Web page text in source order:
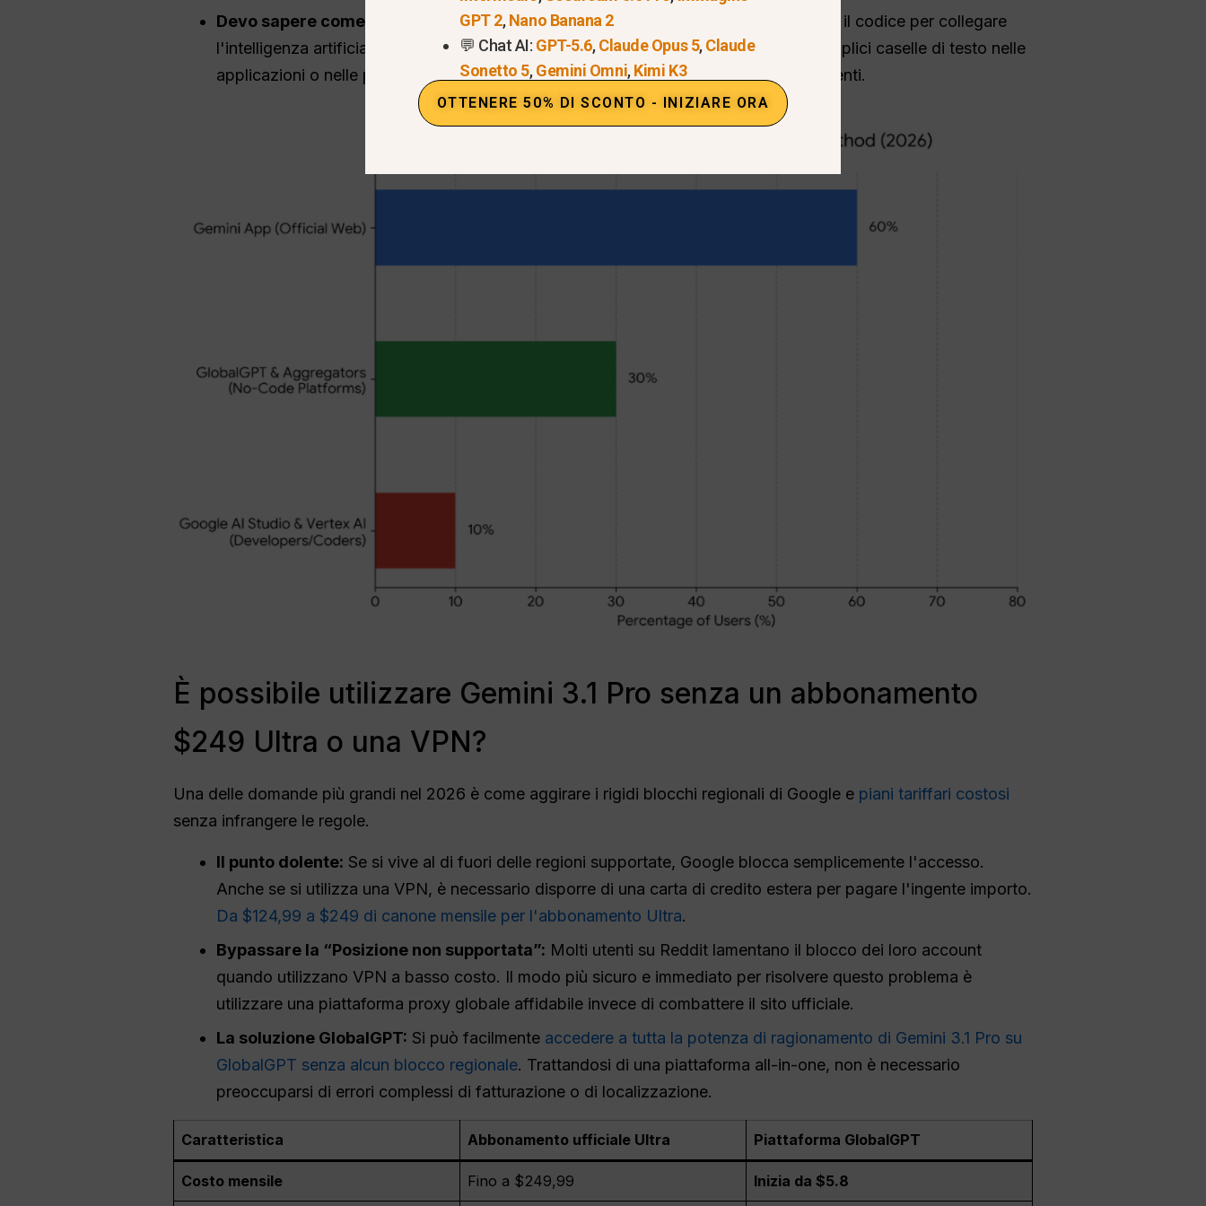
Devo sapere come si fa il codice?Niente affatto! Mentre gli sviluppatori utilizzano il codice per collegare
l'intelligenza artificiale alle loro applicazioni, gli utenti comuni possono utilizzare semplici caselle di testo nelle
applicazioni o nelle piattaforme web per ottenere immediatamente risultati sorprendenti.
È possibile utilizzare Gemini 3.1 Pro senza un abbonamento
$249 Ultra o una VPN?
Una delle domande più grandi nel 2026 è come aggirare i rigidi blocchi regionali di Google e piani tariffari costosi
senza infrangere le regole.
Il punto dolente: Se si vive al di fuori delle regioni supportate, Google blocca semplicemente l'accesso.
Anche se si utilizza una VPN, è necessario disporre di una carta di credito estera per pagare l'ingente importo.
Da $124,99 a $249 di canone mensile per l'abbonamento Ultra.
Bypassare la “Posizione non supportata”: Molti utenti su Reddit lamentano il blocco dei loro account
quando utilizzano VPN a basso costo. Il modo più sicuro e immediato per risolvere questo problema è
utilizzare una piattaforma proxy globale affidabile invece di combattere il sito ufficiale.
La soluzione GlobalGPT: Si può facilmente accedere a tutta la potenza di ragionamento di Gemini 3.1 Pro su
GlobalGPT senza alcun blocco regionale. Trattandosi di una piattaforma all-in-one, non è necessario
preoccuparsi di errori complessi di fatturazione o di localizzazione.
Caratteristica Abbonamento ufficiale Ultra Piattaforma GlobalGPT
Costo mensile Fino a $249,99 Inizia da $5.8
GPT 2,Nano Banana 2
💬 Chat AI: GPT-5.6,Claude Opus 5,Claude
Sonetto 5,Gemini Omni,Kimi K3
OTTENERE 50% DI SCONTO - INIZIARE ORA